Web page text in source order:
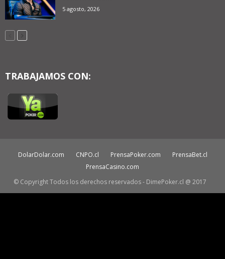
5 agosto, 2026
TRABAJAMOS CON:
DolarDolar.com CNPO.cl PrensaPoker.com
PrensaBet.cl
PrensaCasino.com
© Copyright Todos los derechos reservados - DimePoker.cl @ 2017